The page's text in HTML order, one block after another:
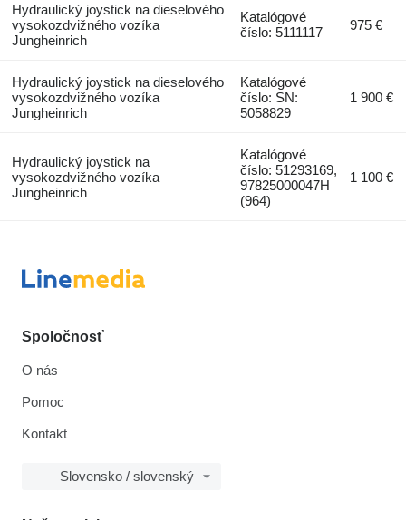
Hydraulický joystick na dieselového
vysokozdvižného vozíka
Jungheinrich
Katalógové
číslo: 5111117
975 €
Hydraulický joystick na dieselového
vysokozdvižného vozíka
Jungheinrich
Katalógové
číslo: SN:
5058829
1 900 €
Hydraulický joystick na
vysokozdvižného vozíka
Jungheinrich
Katalógové
číslo: 51293169,
97825000047H
(964)
1 100 €
Spoločnosť
O nás
Pomoc
Kontakt
Slovensko / slovenský